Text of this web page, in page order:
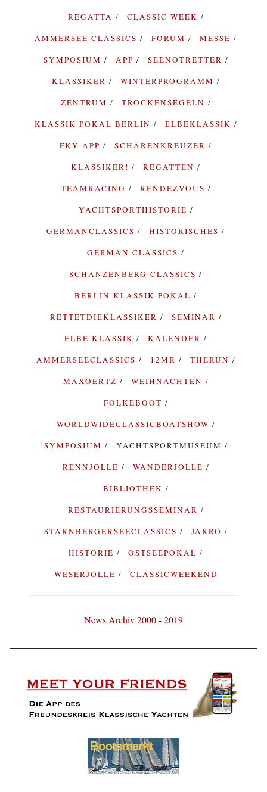
REGATTA
CLASSIC WEEK
AMMERSEE CLASSICS
FORUM
MESSE
SYMPOSIUM
APP
SEENOTRETTER
KLASSIKER
WINTERPROGRAMM
ZENTRUM
TROCKENSEGELN
KLASSIK POKAL BERLIN
ELBEKLASSIK
FKY APP
SCHÄRENKREUZER
KLASSIKER!
REGATTEN
TEAMRACING
RENDEZVOUS
YACHTSPORTHISTORIE
GERMANCLASSICS
HISTORISCHES
GERMAN CLASSICS
SCHANZENBERG CLASSICS
BERLIN KLASSIK POKAL
RETTETDIEKLASSIKER
SEMINAR
ELBE KLASSIK
KALENDER
AMMERSEECLASSICS
12MR
THERUN
MAXOERTZ
WEIHNACHTEN
FOLKEBOOT
WORLDWIDECLASSICBOATSHOW
SYMPOSIUM
YACHTSPORTMUSEUM
RENNJOLLE
WANDERJOLLE
BIBLIOTHEK
RESTAURIERUNGSSEMINAR
STARNBERGERSEECLASSICS
JARRO
HISTORIE
OSTSEEPOKAL
WESERJOLLE
CLASSICWEEKEND
News Archiv 2000 - 2019